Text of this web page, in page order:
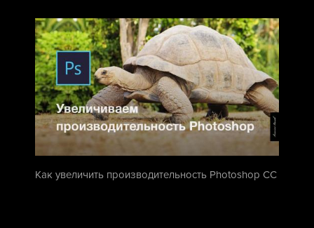
Как увеличить производительность Photoshop CC